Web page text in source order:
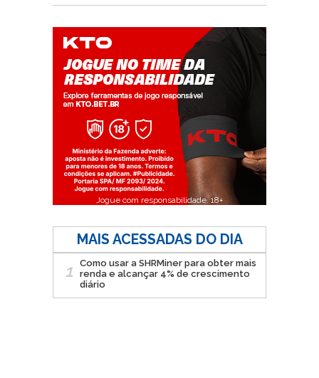
Jogue com responsabilidade. 18+
MAIS ACESSADAS DO DIA
1
Como usar a SHRMiner para obter mais
renda e alcançar 4% de crescimento
diário